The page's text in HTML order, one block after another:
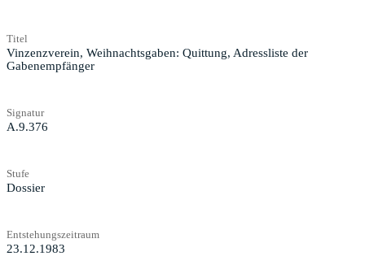
Titel
Vinzenzverein, Weihnachtsgaben: Quittung, Adressliste der
Gabenempfänger
Signatur
A.9.376
Stufe
Dossier
Entstehungszeitraum
23.12.1983